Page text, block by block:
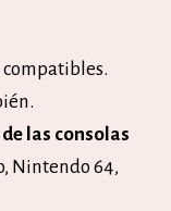
las consolas
Nintendo 64,